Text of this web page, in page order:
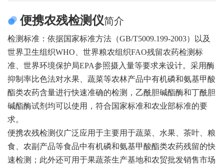
便携农残检测仪简介
检测标准：依据国家标准方法（GB/T5009.199-2003）以及
世界卫生组织WHO、世界粮农组织FAO残留农药检测标
准、世界环境保护局EPA参照摄入量等要求来设计。采用酶
抑制率比色法对水果、蔬菜等农林产品中有机磷和氨基甲酸
酯类农药含量进行快速准确的检测，乙酰胆碱酯酶和丁酰胆
碱酯酶试剂均可以使用，符合国家标准和农业部标准的要
求。
便携农残检测仪广泛应用于主要用于蔬菜、水果、茶叶、粮
食、农副产品等食品中有机磷和氨基甲酸酯类农药残留的快
速检测；此外还可用于果蔬茶生产基地和农贸批发销售市场